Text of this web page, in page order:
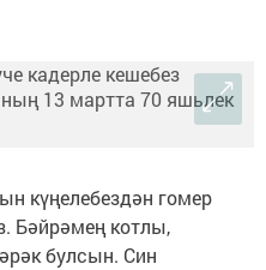
күңелебездән гомер
Бәйрәмең котлы,
булсын. Син